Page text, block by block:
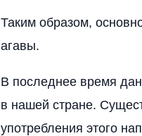
Таким образом,
агавы.
В последнее время
в нашей стране.
употребления этого